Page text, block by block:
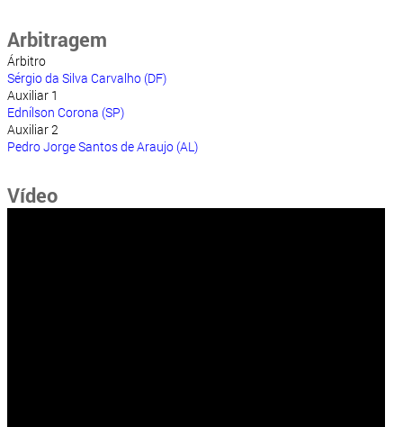
Arbitragem
Árbitro
Sérgio da Silva Carvalho (DF)
Auxiliar 1
Ednílson Corona (SP)
Auxiliar 2
Pedro Jorge Santos de Araujo (AL)
Vídeo